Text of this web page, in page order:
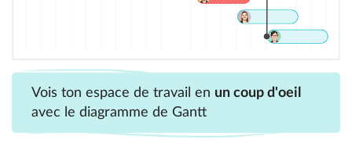
Vois ton espace de travail en un coup d'oeil
avec le diagramme de Gantt